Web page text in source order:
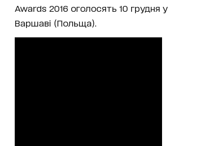
Awards 2016 оголосять 10 грудня у
Варшаві (Польща).